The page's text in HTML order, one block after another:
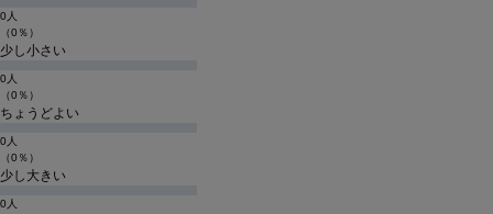
0人
（0％）
少し小さい
0人
（0％）
ちょうどよい
0人
（0％）
少し大きい
0人